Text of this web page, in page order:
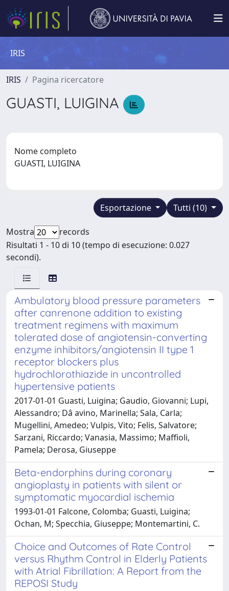
IRIS
IRIS Pagina ricercatore
GUASTI, LUIGINA
Nome completo
GUASTI, LUIGINA
Tutti (10)
Esportazione
Mostra
records
Risultati 1 - 10 di 10 (tempo di esecuzione: 0.027
secondi).
Ambulatory blood pressure parameters
after canrenone addition to existing
treatment regimens with maximum
tolerated dose of angiotensin-converting
enzyme inhibitors/angiotensin II type 1
receptor blockers plus
hydrochlorothiazide in uncontrolled
hypertensive patients
2017-01-01 Guasti, Luigina; Gaudio, Giovanni; Lupi,
Alessandro; Dâ avino, Marinella; Sala, Carla;
Mugellini, Amedeo; Vulpis, Vito; Felis, Salvatore;
Sarzani, Riccardo; Vanasia, Massimo; Maffioli,
Pamela; Derosa, Giuseppe
Beta-endorphins during coronary
angioplasty in patients with silent or
symptomatic myocardial ischemia
1993-01-01 Falcone, Colomba; Guasti, Luigina;
Ochan, M; Specchia, Giuseppe; Montemartini, C.
Choice and Outcomes of Rate Control
versus Rhythm Control in Elderly Patients
with Atrial Fibrillation: A Report from the
REPOSI Study